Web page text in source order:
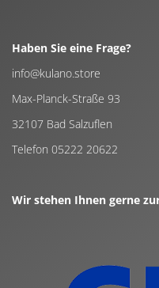
Haben Sie eine Frage?
info@kulano.store
Max-Planck-Straße 93
32107 Bad Salzuflen
Telefon 05222 20622
Wir stehen Ihnen gerne